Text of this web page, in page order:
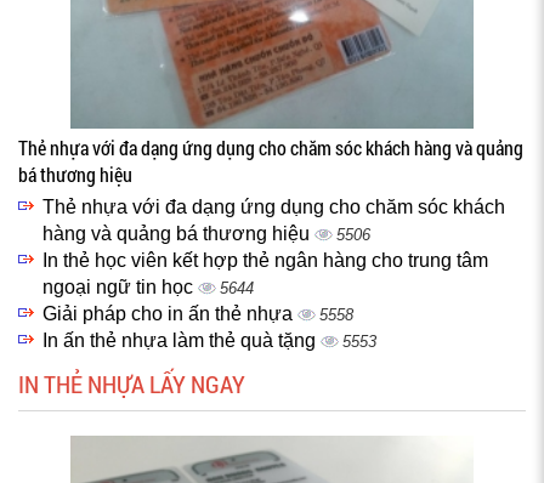
Thẻ nhựa với đa dạng ứng dụng cho chăm sóc khách hàng và quảng
bá thương hiệu
Thẻ nhựa với đa dạng ứng dụng cho chăm sóc khách
hàng và quảng bá thương hiệu
5506
In thẻ học viên kết hợp thẻ ngân hàng cho trung tâm
ngoại ngữ tin học
5644
Giải pháp cho in ấn thẻ nhựa 5558
In ấn thẻ nhựa làm thẻ quà tặng 5553
IN THẺ NHỰA LẤY NGAY